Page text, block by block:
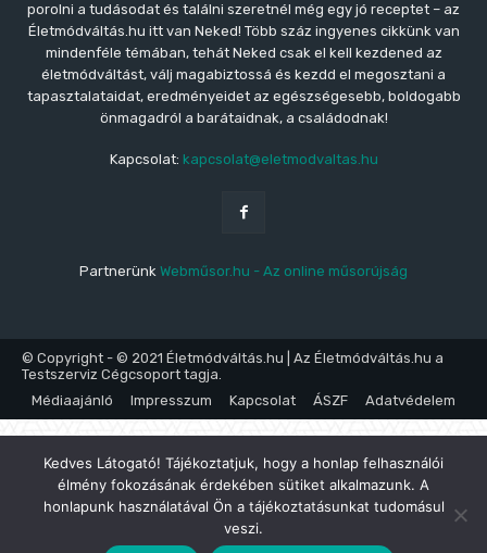
porolni a tudásodat és találni szeretnél még egy jó receptet – az
Életmódváltás.hu itt van Neked! Több száz ingyenes cikkünk van
mindenféle témában, tehát Neked csak el kell kezdened az
életmódváltást, válj magabiztossá és kezdd el megosztani a
tapasztalataidat, eredményeidet az egészségesebb, boldogabb
önmagadról a barátaidnak, a családodnak!
Kapcsolat: kapcsolat@eletmodvaltas.hu
Partnerünk Webműsor.hu - Az online műsorújság
© Copyright - © 2021 Életmódváltás.hu | Az Életmódváltás.hu a
Testszerviz Cégcsoport tagja.
Médiaajánló
Impresszum Kapcsolat ÁSZF Adatvédelem
Kedves Látogató! Tájékoztatjuk, hogy a honlap felhasználói
élmény fokozásának érdekében sütiket alkalmazunk. A
honlapunk használatával Ön a tájékoztatásunkat tudomásul
veszi.